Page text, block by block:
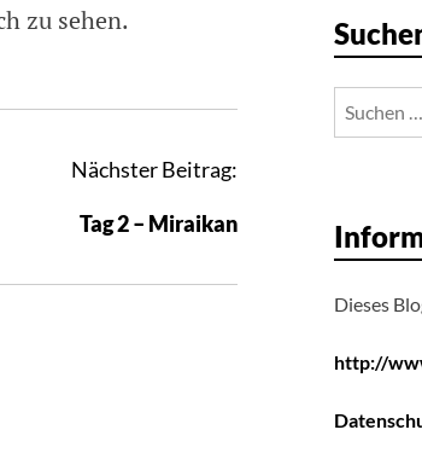
zu sehen.
Nächster Beitrag:
Tag 2 – Miraikan
Dieses
http://